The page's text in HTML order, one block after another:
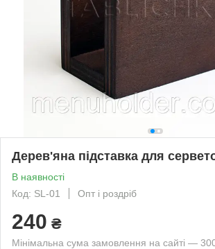
Дерев'яна підставка для
В наявності
Код: SL-01
Опт і роздріб
240 ₴
Мінімальна сума замовлення на сайті —